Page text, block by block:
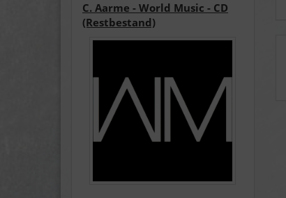
C. Aarme - World Music - CD
(Restbestand)